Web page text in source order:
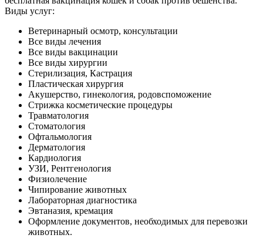
Виды услуг:
Ветеринарный осмотр, консультации
Все виды лечения
Все виды вакцинации
Все виды хирургии
Стерилизация, Кастрация
Пластическая хирургия
Акушерство, гинекология, родовспоможение
Стрижка косметические процедуры
Травматология
Стоматология
Офтальмология
Дерматология
Кардиология
УЗИ, Рентгенология
Физиолечение
Чипирование животных
Лабораторная диагностика
Эвтаназия, кремация
Оформление документов, необходимых для перевозки
животных.